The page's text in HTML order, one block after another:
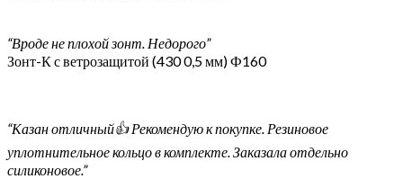
“Вроде не плохой зонт. Недорого”
Зонт-К с ветрозащитой (430 0,5 мм) Ф160
“Казан отличный👍 Рекомендую к покупке. Резиновое
уплотнительное кольцо в комплекте. Заказала отдельно
силиконовое.”